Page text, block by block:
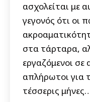
ασχολείται με
γεγονός ότι οι
στα τάρταρα,
εργαζόμενοι
απλήρωτοι για
τέσσερις